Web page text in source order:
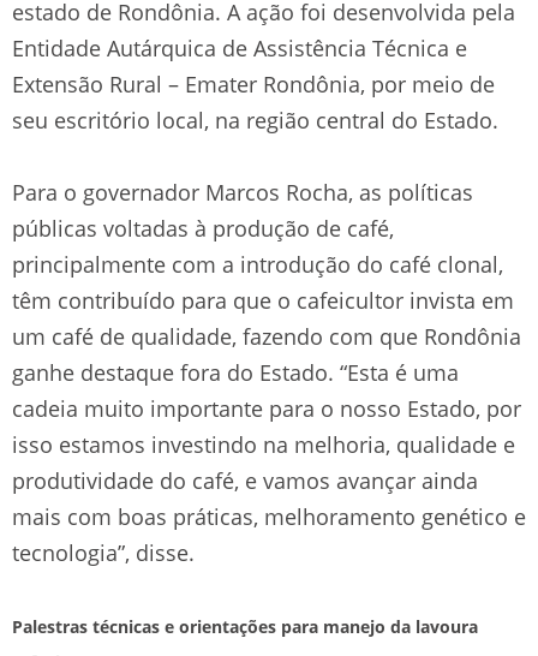
estado de Rondônia. A ação foi desenvolvida pela
Entidade Autárquica de Assistência Técnica e
Extensão Rural – Emater Rondônia, por meio de
seu escritório local, na região central do Estado.
Para o governador Marcos Rocha, as políticas
públicas voltadas à produção de café,
principalmente com a introdução do café clonal,
têm contribuído para que o cafeicultor invista em
um café de qualidade, fazendo com que Rondônia
ganhe destaque fora do Estado. “Esta é uma
cadeia muito importante para o nosso Estado, por
isso estamos investindo na melhoria, qualidade e
produtividade do café, e vamos avançar ainda
mais com boas práticas, melhoramento genético e
tecnologia”, disse.
Palestras técnicas e orientações para manejo da lavoura